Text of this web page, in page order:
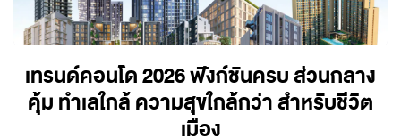
เทรนด์คอนโด 2026 ฟังก์ชันครบ ส่วนกลาง
คุ้ม ทำเลใกล้ ความสุขใกล้กว่า สำหรับชีวิต
เมือง